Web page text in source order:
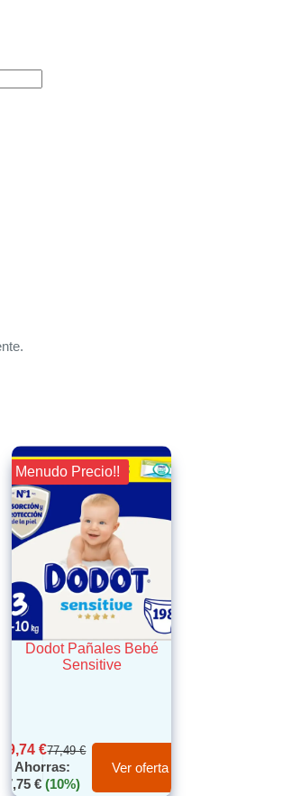
¡¡ Menudo Precio!!
Dodot Pañales Bebé
Sensitive
77,49€
69,74€
Ahorras:
7,75 € (10%)
Ver oferta